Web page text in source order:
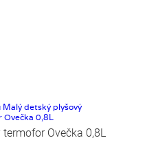
Ovečka 0,8L